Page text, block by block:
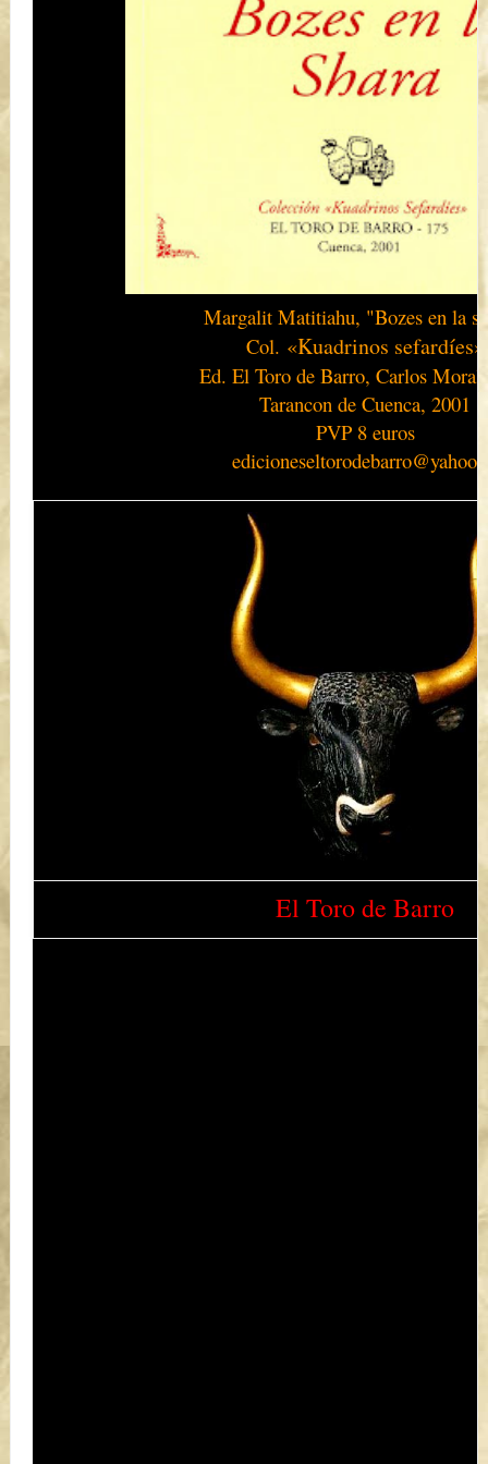
Margalit Matitiahu, "Bozes en la
Col. «Kuadrinos sefardíes»
Ed. El Toro de Barro, Carlos
Tarancon de Cuenca, 2001
PVP 8 euros
El Toro de Barro